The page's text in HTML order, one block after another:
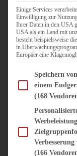
Einige Services
Einwilligung zur
Ihrer Daten in den USA
USA als ein Land mit
besteht beispielsweise
in
Europäer eine
Im Folgenden finden
Speichern
einem
(168
(166